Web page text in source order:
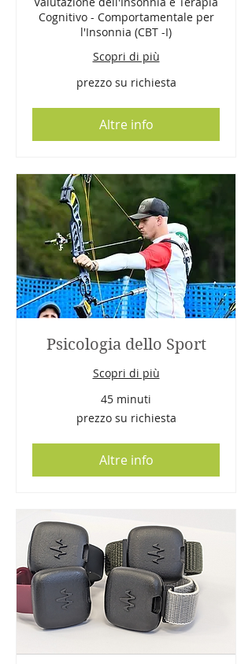
Cognitivo - Comportamentale per
l'Insonnia (CBT -I)
Scopri di più
prezzo su richiesta
Altre info
Psicologia dello Sport
Scopri di più
45 minuti
prezzo su richiesta
Altre info